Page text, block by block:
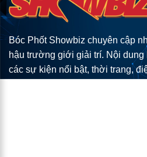
Bóc Phốt Showbiz chuyên cập
hậu trường giới giải trí. Nội dung
các sự kiện nổi bật, thời trang,